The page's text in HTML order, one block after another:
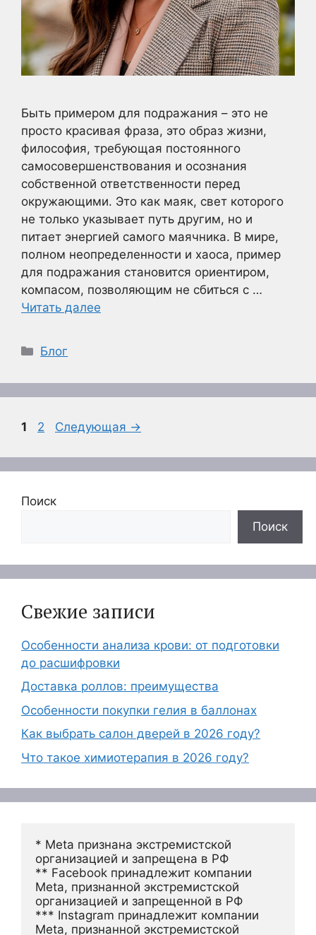
Быть примером для подражания – это не
просто красивая фраза, это образ жизни,
философия, требующая постоянного
самосовершенствования и осознания
собственной ответственности перед
окружающими. Это как маяк, свет которого
не только указывает путь другим, но и
питает энергией самого маячника. В мире,
полном неопределенности и хаоса, пример
для подражания становится ориентиром,
компасом, позволяющим не сбиться с …
Читать далее
Рубрики
Блог
Страница
1 Страница
2 Следующая →
Поиск
Поиск
Свежие записи
Особенности анализа крови: от подготовки
до расшифровки
Доставка роллов: преимущества
Особенности покупки гелия в баллонах
Как выбрать салон дверей в 2026 году?
Что такое химиотерапия в 2026 году?
* Meta признана экстремистской
организацией и запрещена в РФ
** Facebook принадлежит компании
Meta, признанной экстремистской
организацией и запрещенной в РФ
*** Instagram принадлежит компании
Meta, признанной экстремистской